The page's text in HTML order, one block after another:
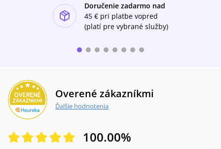
Doručenie zadarmo nad
45 € pri platbe vopred
(platí pre vybrané služby)
Overené zákazníkmi
Ďalšie hodnotenia
100.00%